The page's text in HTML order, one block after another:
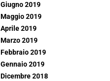
Giugno 2019
Maggio 2019
Aprile 2019
Marzo 2019
Febbraio 2019
Gennaio 2019
Dicembre 2018